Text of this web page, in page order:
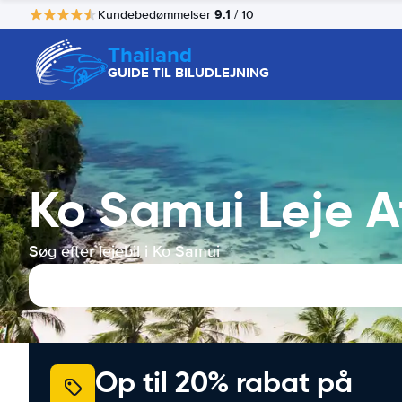
Kundebedømmelser 9.1 / 10
Thailand
GUIDE TIL BILUDLEJNING
Ko Samui Leje
Søg efter lejebil i Ko Samui
Op til 20% rabat på